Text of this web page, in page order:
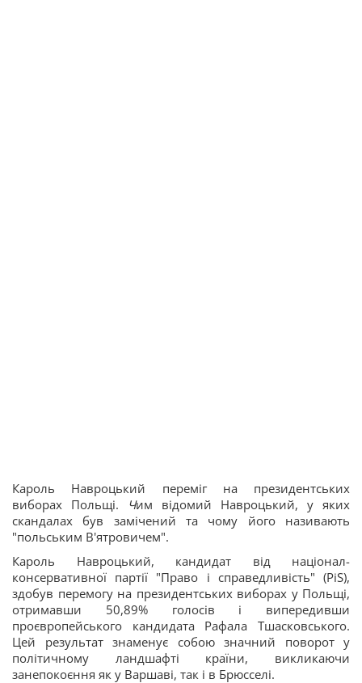
Кароль Навроцький переміг на президентських
виборах Польщі. Чим відомий Навроцький, у яких
скандалах був замічений та чому його називають
"польським В'ятровичем".
Кароль Навроцький, кандидат від націонал-
консервативної партії "Право і справедливість" (PiS),
здобув перемогу на президентських виборах у Польщі,
отримавши 50,89% голосів і випередивши
проєвропейського кандидата Рафала Тшасковського.
Цей результат знаменує собою значний поворот у
політичному ландшафті країни, викликаючи
занепокоєння як у Варшаві, так і в Брюсселі.